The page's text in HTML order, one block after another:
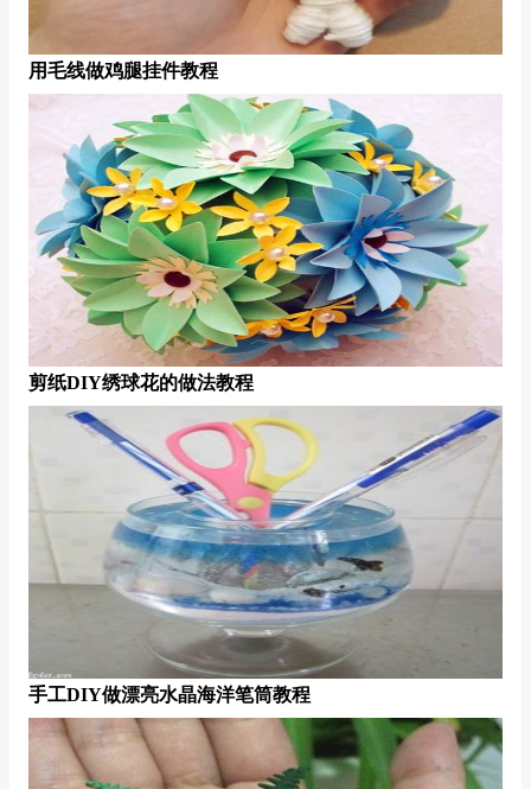
用毛线做鸡腿挂件教程
剪纸DIY绣球花的做法教程
手工DIY做漂亮水晶海洋笔筒教程